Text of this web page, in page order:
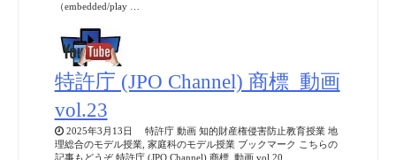
（embedded/play …
特許庁 (JPO Channel) 商標_動画
vol.23
2025年3月13日 特許庁 動画 知的財産権侵害防止教育授業 地
理総合のモデル授業, 家庭科のモデル授業 ブックマーク こちらの
記事もどうぞ 特許庁 (JPO Channel) 商標_動画 vol.20